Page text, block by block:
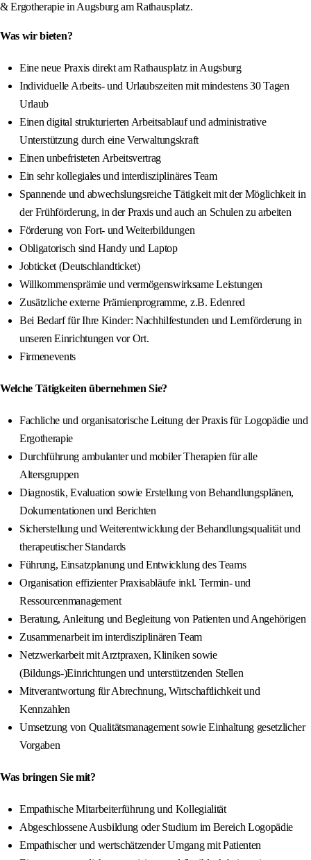
& Ergotherapie in Augsburg am Rathausplatz.
Was wir bieten?
Eine neue Praxis direkt am Rathausplatz in Augsburg
Individuelle Arbeits- und Urlaubszeiten mit mindestens 30 Tagen
Urlaub
Einen digital strukturierten Arbeitsablauf und administrative
Unterstützung durch eine Verwaltungskraft
Einen unbefristeten Arbeitsvertrag
Ein sehr kollegiales und interdisziplinäres Team
Spannende und abwechslungsreiche Tätigkeit mit der Möglichkeit in
der Frühförderung, in der Praxis und auch an Schulen zu arbeiten
Förderung von Fort- und Weiterbildungen
Obligatorisch sind Handy und Laptop
Jobticket (Deutschlandticket)
Willkommensprämie und vermögenswirksame Leistungen
Zusätzliche externe Prämienprogramme, z.B. Edenred
Bei Bedarf für Ihre Kinder: Nachhilfestunden und Lernförderung in
unseren Einrichtungen vor Ort.
Firmenevents
Welche Tätigkeiten übernehmen Sie?
Fachliche und organisatorische Leitung der Praxis für Logopädie und
Ergotherapie
Durchführung ambulanter und mobiler Therapien für alle
Altersgruppen
Diagnostik, Evaluation sowie Erstellung von Behandlungsplänen,
Dokumentationen und Berichten
Sicherstellung und Weiterentwicklung der Behandlungsqualität und
therapeutischer Standards
Führung, Einsatzplanung und Entwicklung des Teams
Organisation effizienter Praxisabläufe inkl. Termin- und
Ressourcenmanagement
Beratung, Anleitung und Begleitung von Patienten und Angehörigen
Zusammenarbeit im interdisziplinären Team
Netzwerkarbeit mit Arztpraxen, Kliniken sowie
(Bildungs-)Einrichtungen und unterstützenden Stellen
Mitverantwortung für Abrechnung, Wirtschaftlichkeit und
Kennzahlen
Umsetzung von Qualitätsmanagement sowie Einhaltung gesetzlicher
Vorgaben
Was bringen Sie mit?
Empathische Mitarbeiterführung und Kollegialität
Abgeschlossene Ausbildung oder Studium im Bereich Logopädie
Empathischer und wertschätzender Umgang mit Patienten